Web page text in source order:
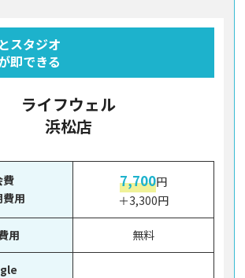
スタジオ
即できる
ライフウェル
浜松店
費
費用
7,700円
＋3,300円
用 無料